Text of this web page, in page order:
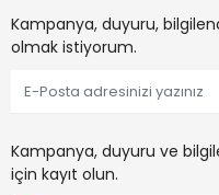
Kampanya, duyuru,
olmak istiyorum.
Kampanya, duyuru ve
için kayıt olun.